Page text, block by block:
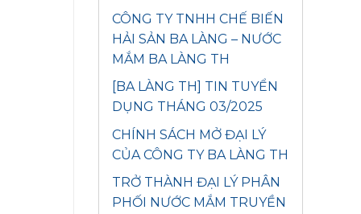
CÔNG TY TNHH CHẾ BIẾN
HẢI SẢN BA LÀNG – NƯỚC
MẮM BA LÀNG TH
[BA LÀNG TH] TIN TUYỂN
DỤNG THÁNG 03/2025
CHÍNH SÁCH MỞ ĐẠI LÝ
CỦA CÔNG TY BA LÀNG TH
TRỞ THÀNH ĐẠI LÝ PHÂN
PHỐI NƯỚC MẮM TRUYỀN